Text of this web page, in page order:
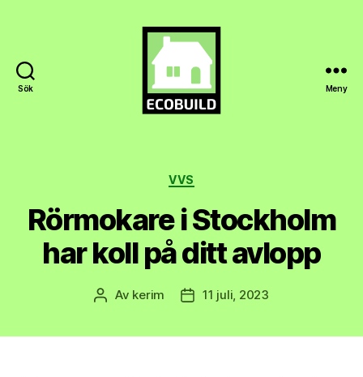
Sök Meny
Kategorier
VVS
Rörmokare i Stockholm
har koll på ditt avlopp
Inläggsförfattare
Av kerim Inläggsdatum
11 juli, 2023